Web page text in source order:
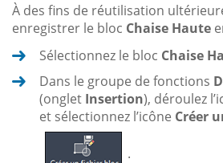
À des fins de réutilisation
enregistrer le bloc Chaise Haute
Sélectionnez le bloc Chaise
Dans le groupe de fonctions
(onglet Insertion), déroulez
et sélectionnez l’icône Créer
.